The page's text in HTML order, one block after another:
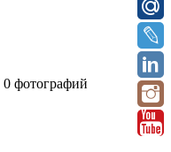
0 фотографий